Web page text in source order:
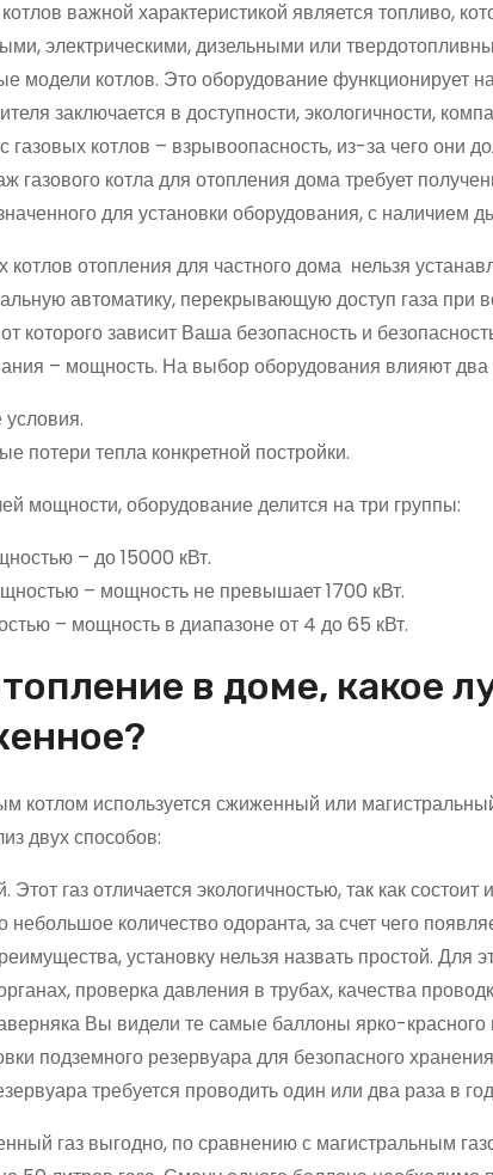
важной характеристикой является топливо,
электрическими, дизельными или
модели котлов. Это оборудование функционирует
заключается в доступности, экологичности,
газовых котлов – взрывоопасность, из-за чего они
газового котла для отопления дома требует
для установки оборудования, с наличием
отопления для частного дома нельзя
автоматику, перекрывающую доступ газа при
которого зависит Ваша безопасность и
– мощность. На выбор оборудования влияют два
потери тепла конкретной постройки.
мощности, оборудование делится на три группы:
– до 15000 кВт.
– мощность не превышает 1700 кВт.
– мощность в диапазоне от 4 до 65 кВт.
в доме, какое
котлом используется сжиженный или
двух способов:
Этот газ отличается экологичностью, так как
небольшое количество одоранта, за счет чего
установку нельзя назвать простой. Для
проверка давления в трубах, качества
Вы видели те самые баллоны ярко-красного
подземного резервуара для безопасного
требуется проводить один или два раза в
газ выгодно, по сравнению с магистральным